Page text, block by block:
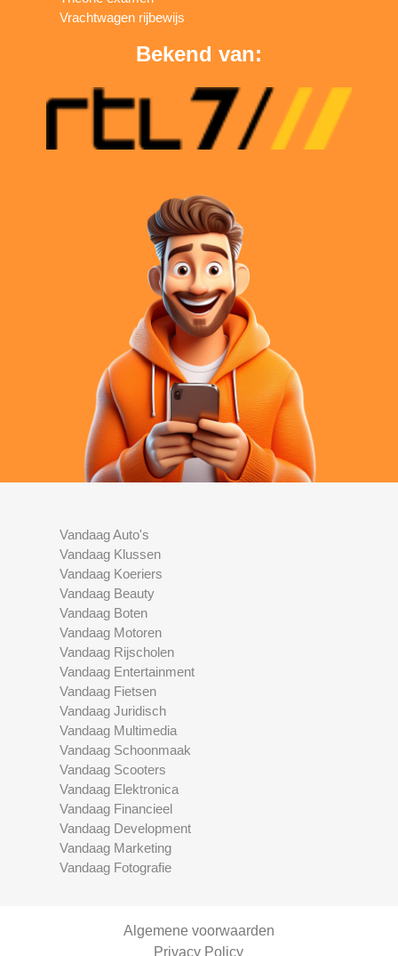
Vrachtwagen rijbewijs
Bekend van:
Vandaag Auto's
Vandaag Klussen
Vandaag Koeriers
Vandaag Beauty
Vandaag Boten
Vandaag Motoren
Vandaag Rijscholen
Vandaag Entertainment
Vandaag Fietsen
Vandaag Juridisch
Vandaag Multimedia
Vandaag Schoonmaak
Vandaag Scooters
Vandaag Elektronica
Vandaag Financieel
Vandaag Development
Vandaag Marketing
Vandaag Fotografie
Algemene voorwaarden
Privacy Policy